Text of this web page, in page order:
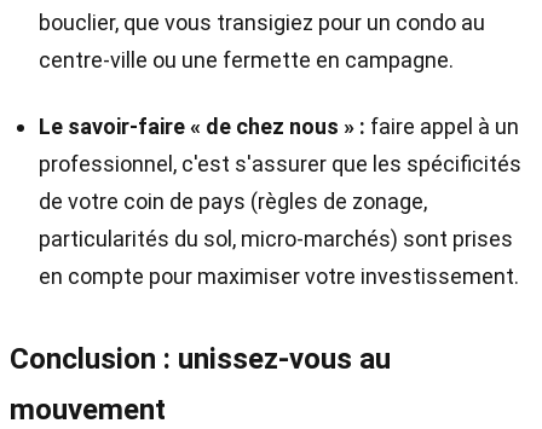
bouclier, que vous transigiez pour un condo au
centre-ville ou une fermette en campagne.
Le savoir-faire « de chez nous » : faire appel à un
professionnel, c'est s'assurer que les spécificités
de votre coin de pays (règles de zonage,
particularités du sol, micro-marchés) sont prises
en compte pour maximiser votre investissement.
Conclusion : unissez-vous au
mouvement